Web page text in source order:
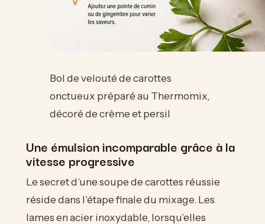
Bol de velouté de carottes
onctueux préparé au Thermomix,
décoré de crème et persil
Une émulsion incomparable grâce à la
vitesse progressive
Le secret d’une soupe de carottes réussie
réside dans l’étape finale du mixage. Les
lames en acier inoxydable, lorsqu’elles